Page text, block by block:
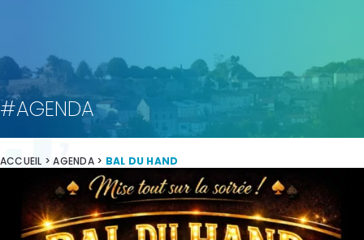
#AGENDA
ACCUEIL >AGENDA> BAL DU HAND